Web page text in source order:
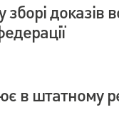
доказів
в штатному